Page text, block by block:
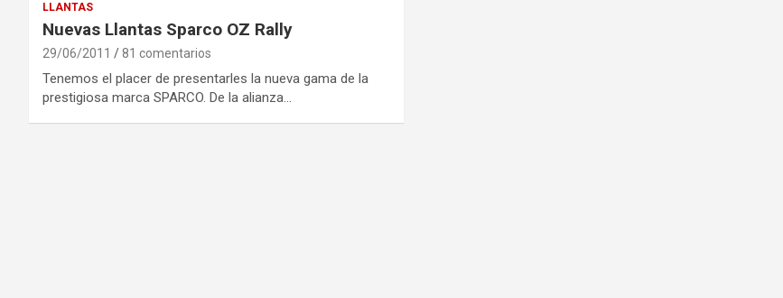
LLANTAS
Nuevas Llantas Sparco OZ Rally
29/06/2011 81 comentarios
Tenemos el placer de presentarles la nueva gama de la
prestigiosa marca SPARCO. De la alianza…